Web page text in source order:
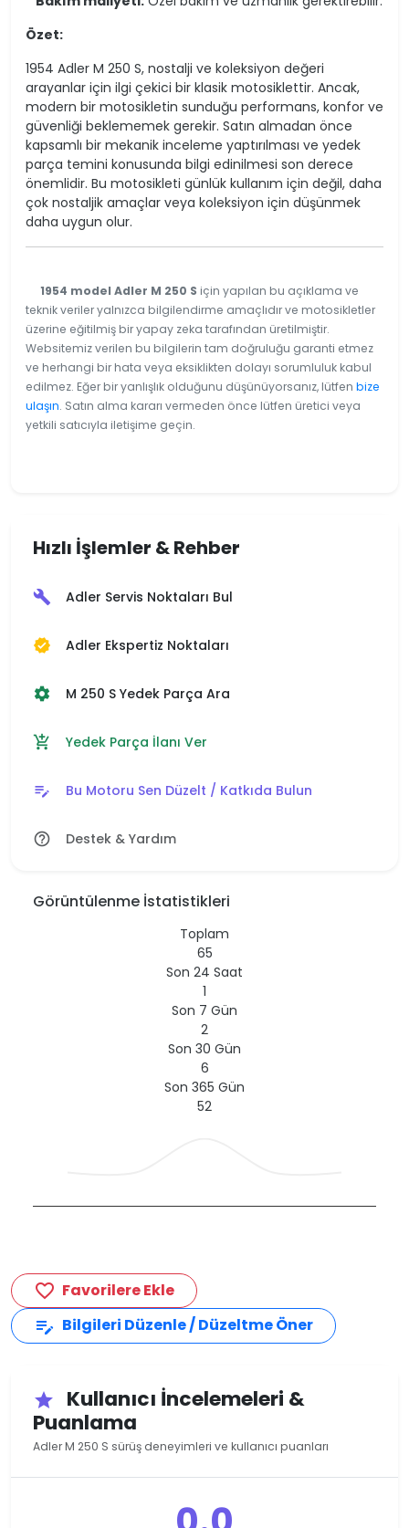
Özet:
1954 Adler M 250 S, nostalji ve koleksiyon değeri
arayanlar için ilgi çekici bir klasik motosiklettir. Ancak,
modern bir motosikletin sunduğu performans, konfor ve
güvenliği beklememek gerekir. Satın almadan önce
kapsamlı bir mekanik inceleme yaptırılması ve yedek
parça temini konusunda bilgi edinilmesi son derece
önemlidir. Bu motosikleti günlük kullanım için değil, daha
çok nostaljik amaçlar veya koleksiyon için düşünmek
daha uygun olur.
1954 model Adler M 250 S için yapılan bu açıklama ve
teknik veriler yalnızca bilgilendirme amaçlıdır ve motosikletler
üzerine eğitilmiş bir yapay zeka tarafından üretilmiştir.
Websitemiz verilen bu bilgilerin tam doğruluğu garanti etmez
ve herhangi bir hata veya eksiklikten dolayı sorumluluk kabul
edilmez. Eğer bir yanlışlık olduğunu düşünüyorsanız, lütfen bize
ulaşın. Satın alma kararı vermeden önce lütfen üretici veya
yetkili satıcıyla iletişime geçin.
Hızlı İşlemler & Rehber
build Adler Servis Noktaları Bul
verified Adler Ekspertiz Noktaları
settings M 250 S Yedek Parça Ara
add_shopping_cart Yedek Parça İlanı Ver
edit_note Bu Motoru Sen Düzelt / Katkıda Bulun
help_outline Destek & Yardım
Görüntülenme İstatistikleri
Toplam
65
Son 24 Saat
1
Son 7 Gün
2
Son 30 Gün
6
Son 365 Gün
52
favorite_border Favorilere Ekle
edit_note Bilgileri Düzenle / Düzeltme Öner
star
Kullanıcı İncelemeleri &
Puanlama
Adler M 250 S sürüş deneyimleri ve kullanıcı puanları